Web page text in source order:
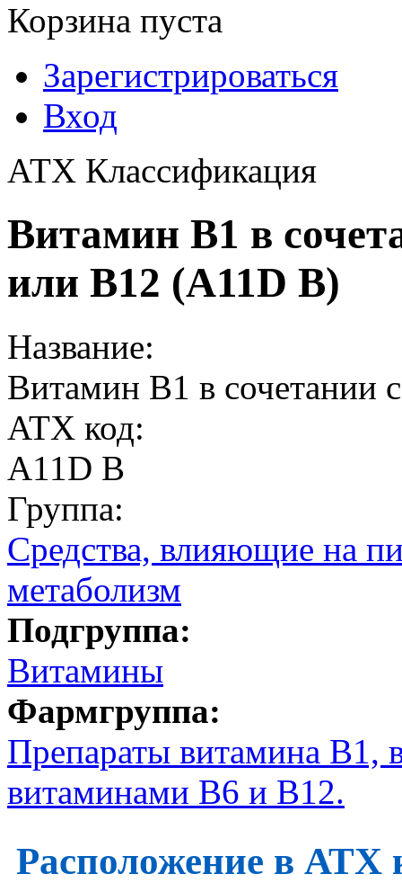
Корзина пуста
Зарегистрироваться
Вход
АТХ Классификация
Витамин В1 в
или В12 (A11D B)
Название:
Витамин В1 в сочетании
ATX код:
A11D B
Группа:
Средства, влияющие на
метаболизм
Подгруппа:
Витамины
Фармгруппа:
Препараты витамина B1,
витаминами B6 и B12.
Расположение в АТХ